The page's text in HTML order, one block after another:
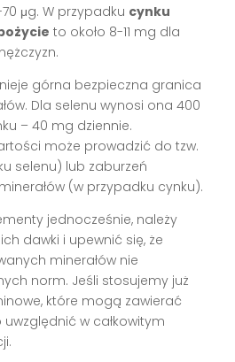
μg. W przypadku cynku
to około 8-11 mg dla
górna bezpieczna granica
Dla selenu wynosi ona 400
– 40 mg dziennie.
może prowadzić do tzw.
selenu) lub zaburzeń
(w przypadku cynku).
jednocześnie, należy
dawki i upewnić się, że
minerałów nie
norm. Jeśli stosujemy już
które mogą zawierać
w całkowitym